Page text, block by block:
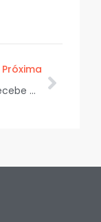
Próxima
Aracaju recebe especialistas para discutir inclusão, arte e saúde mental